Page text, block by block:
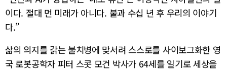
이다. 절대 먼 미래가 아니다. 불과 수십 년 후 우리의 이야기
다.”
삶의 의지를 갉는 불치병에 맞서려 스스로를 사이보그화한 영
국 로봇공학자 피터 스콧 모건 박사가 64세를 일기로 세상을